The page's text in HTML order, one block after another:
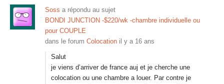
Soss a répondu au sujet
BONDI JUNCTION -$220/wk -chambre individuelle ou
pour COUPLE
dans le forum Colocation il y a 16 ans
Salut
je viens d’arriver de france auj et je cherche une
colocation ou une chambre a louer. Par contre je